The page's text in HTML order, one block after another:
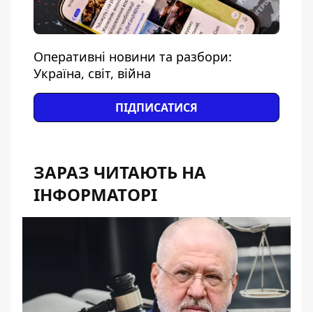
Оперативні новини та разбори:
Україна, світ, війна
ПІДПИСАТИСЯ
ЗАРАЗ ЧИТАЮТЬ НА
ІНФОРМАТОРІ